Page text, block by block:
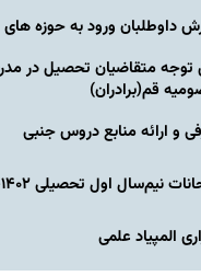
داوطلبان ورود به حوزه های علمیه
توجه متقاضیان تحصیل در
قم(برادران)
و ارائه منابع دروس جنبی
نیم‌سال اول تحصیلی ۱۴۰۲-۱۴۰۱
المپیاد علمی